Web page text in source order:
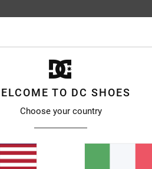
TO DC SHOES
Choose your country